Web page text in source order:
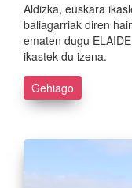
Aldizka, euskara
baliagarriak diren
ematen dugu
ikastek du izena.
Gehiago